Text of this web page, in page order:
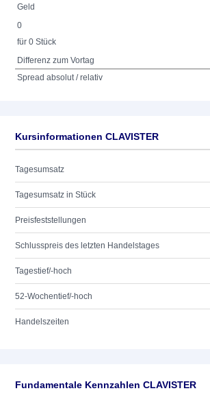
Geld
0
für 0 Stück
Differenz zum Vortag
Spread absolut / relativ
Kursinformationen CLAVISTER
Tagesumsatz
Tagesumsatz in Stück
Preisfeststellungen
Schlusspreis des letzten Handelstages
Tagestief/-hoch
52-Wochentief/-hoch
Handelszeiten
Fundamentale Kennzahlen CLAVISTER